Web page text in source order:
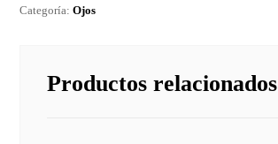
Categoría:Ojos
Productos relacionados